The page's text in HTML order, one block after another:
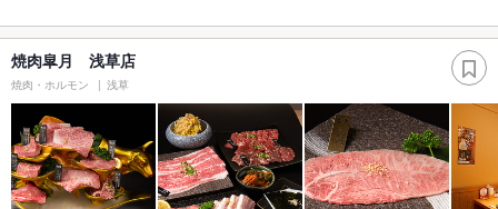
焼肉皐月 浅草店
焼肉・ホルモン 浅草